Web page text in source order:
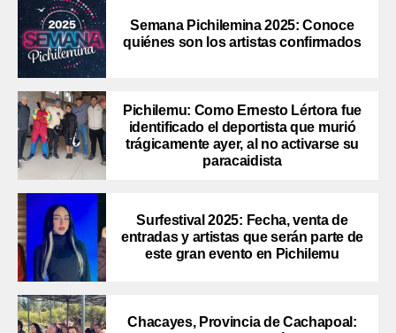
Semana Pichilemina 2025: Conoce
quiénes son los artistas confirmados
Pichilemu: Como Ernesto Lértora fue
identificado el deportista que murió
trágicamente ayer, al no activarse su
paracaidista
Surfestival 2025: Fecha, venta de
entradas y artistas que serán parte de
este gran evento en Pichilemu
Chacayes, Provincia de Cachapoal: